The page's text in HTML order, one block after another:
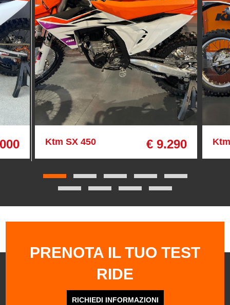
Ktm SX 450 € 9.290
PRENOTA IL TUO TEST
RIDE
RICHIEDI INFORMAZIONI